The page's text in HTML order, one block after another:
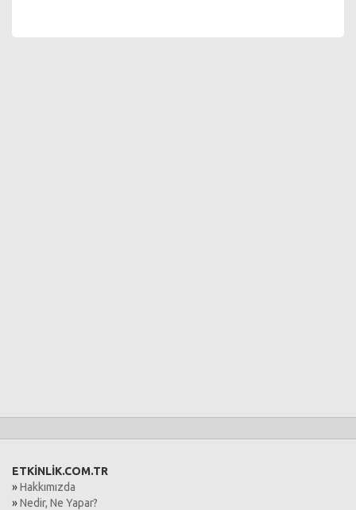
ETKİNLİK.COM.TR
»Hakkımızda
»Nedir, Ne Yapar?